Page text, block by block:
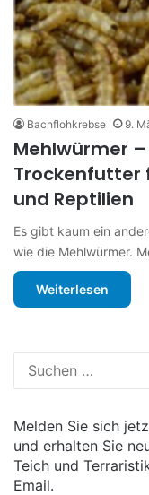
Bachflohkrebse 9.
Mehlwürmer
Trockenfutter
und Reptilien
Es gibt kaum ein
wie die Mehlwürmer.
Weiterlesen
Melden Sie sich
und erhalten Sie
Teich und
Email.